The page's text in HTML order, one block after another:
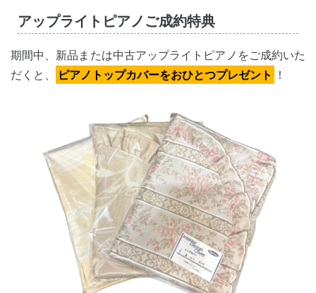
アップライトピアノご成約特典
期間中、新品または中古アップライトピアノをご成約いた
だくと、
ピアノトップカバーをおひとつプレゼント ！